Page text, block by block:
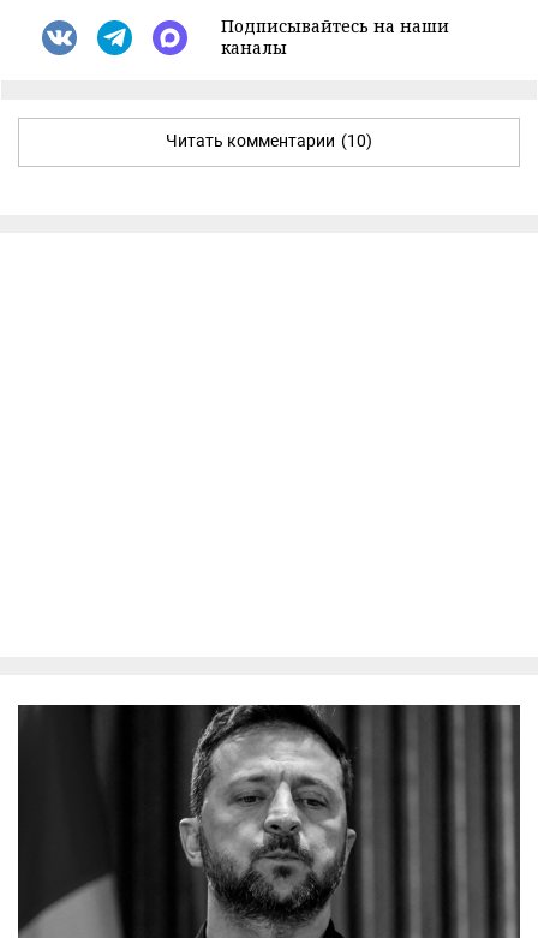
Подписывайтесь на наши
каналы
Читать комментарии (10)